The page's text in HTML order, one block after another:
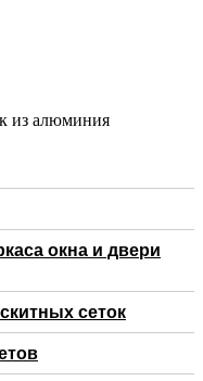
из алюминия
окна и двери
сеток